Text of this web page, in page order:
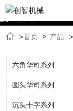
首页 产品
六角华司系列
圆头华司系列
沉头十字系列